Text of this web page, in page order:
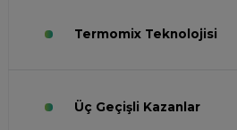
Termomix Teknolojisi
Üç Geçişli Kazanlar